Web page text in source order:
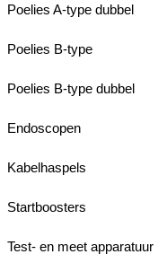
Poelies A-type dubbel
Poelies B-type
Poelies B-type dubbel
Endoscopen
Kabelhaspels
Startboosters
Test- en meet apparatuur